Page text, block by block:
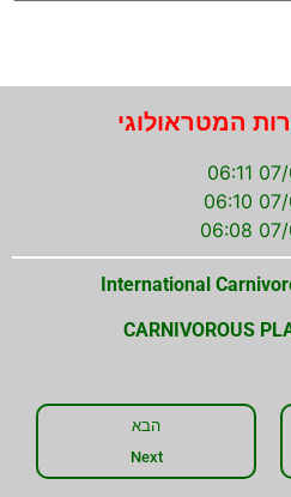
המטראולוגי
International